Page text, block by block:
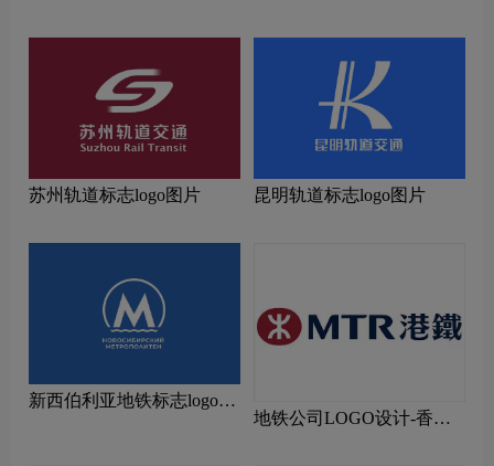
苏州轨道标志logo图片 昆明轨道标志logo图片
新西伯利亚地铁标志logo图
地铁公司LOGO设计-香港